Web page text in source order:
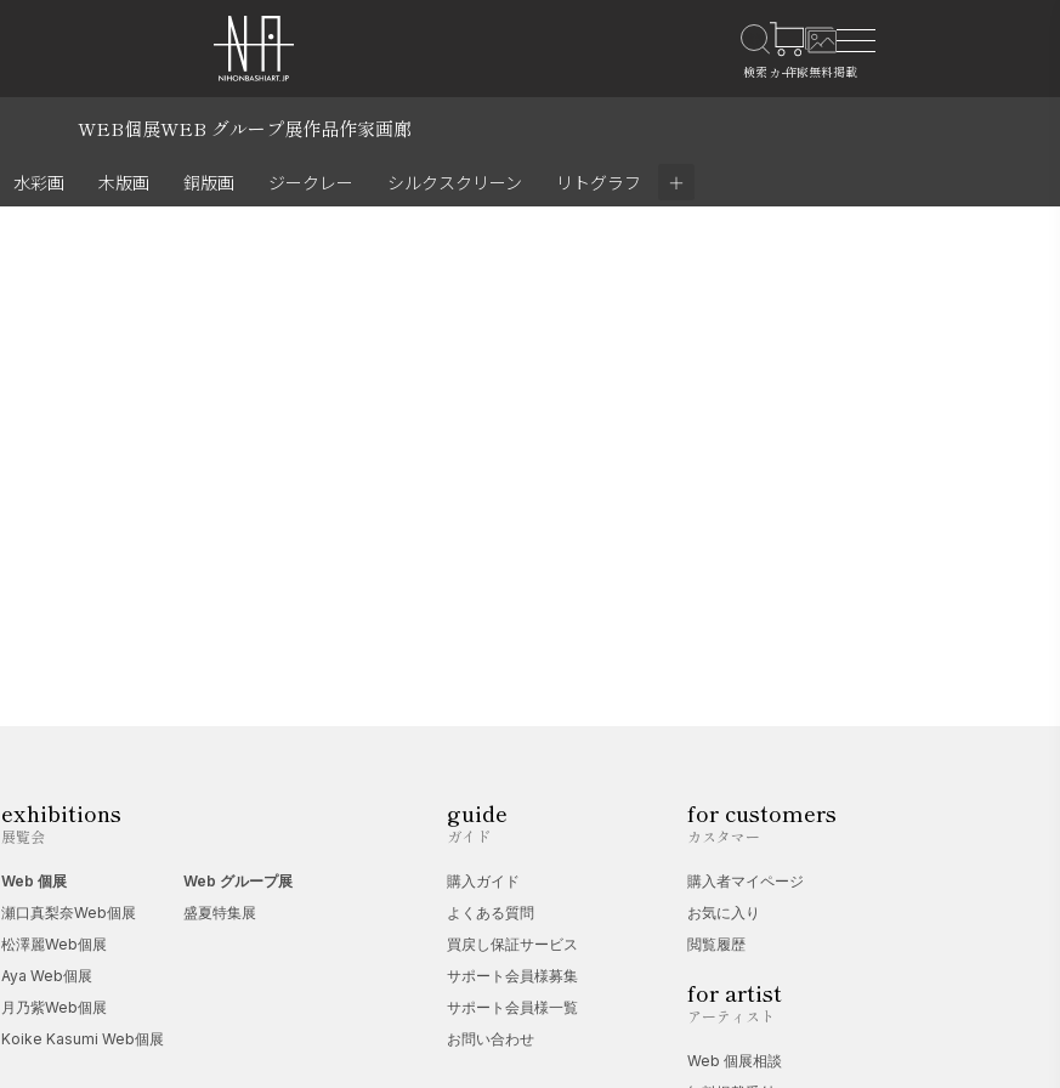
WEB個展WEB グループ展作品作家画廊
水彩画 木版画 銅版画 ジークレー シルクスクリーン リトグラフ ＋
exhibitions
展覧会
Web 個展
瀬口真梨奈Web個展
松澤麗Web個展
Aya Web個展
月乃紫Web個展
Koike Kasumi Web個展
Web グループ展
盛夏特集展
guide
ガイド
購入ガイド
よくある質問
買戻し保証サービス
サポート会員様募集
サポート会員様一覧
お問い合わせ
for customers
カスタマー
購入者マイページ
お気に入り
閲覧履歴
for artist
アーティスト
Web 個展相談